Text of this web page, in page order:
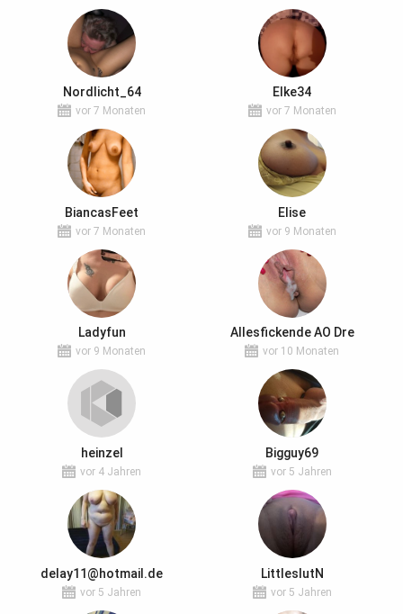
Nordlicht_64
vor 7 Monaten
Elke34
vor 7 Monaten
BiancasFeet
vor 7 Monaten
Elise
vor 9 Monaten
Ladyfun
vor 9 Monaten
Allesfickende AO Dre
vor 10 Monaten
heinzel
vor 4 Jahren
Bigguy69
vor 5 Jahren
delay11@hotmail.de
vor 5 Jahren
LittleslutN
vor 5 Jahren